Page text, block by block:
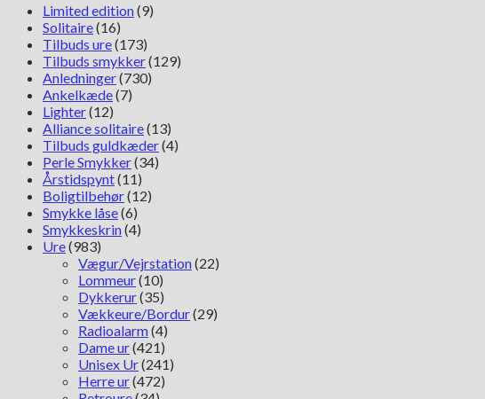
Limited edition(9)
Solitaire(16)
Tilbuds ure(173)
Tilbuds smykker(129)
Anledninger(730)
Ankelkæde(7)
Lighter(12)
Alliance solitaire(13)
Tilbuds guldkæder(4)
Perle Smykker(34)
Årstidspynt(11)
Boligtilbehør(12)
Smykke låse(6)
Smykkeskrin(4)
Ure(983)
Vægur/Vejrstation(22)
Lommeur(10)
Dykkerur(35)
Vækkeure/Bordur(29)
Radioalarm(4)
Dame ur(421)
Unisex Ur(241)
Herre ur(472)